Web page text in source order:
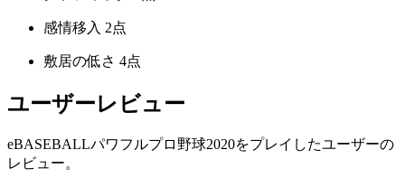
感情移入 2点
敷居の低さ 4点
ユーザーレビュー
eBASEBALLパワフルプロ野球2020をプレイしたユーザーの
レビュー。